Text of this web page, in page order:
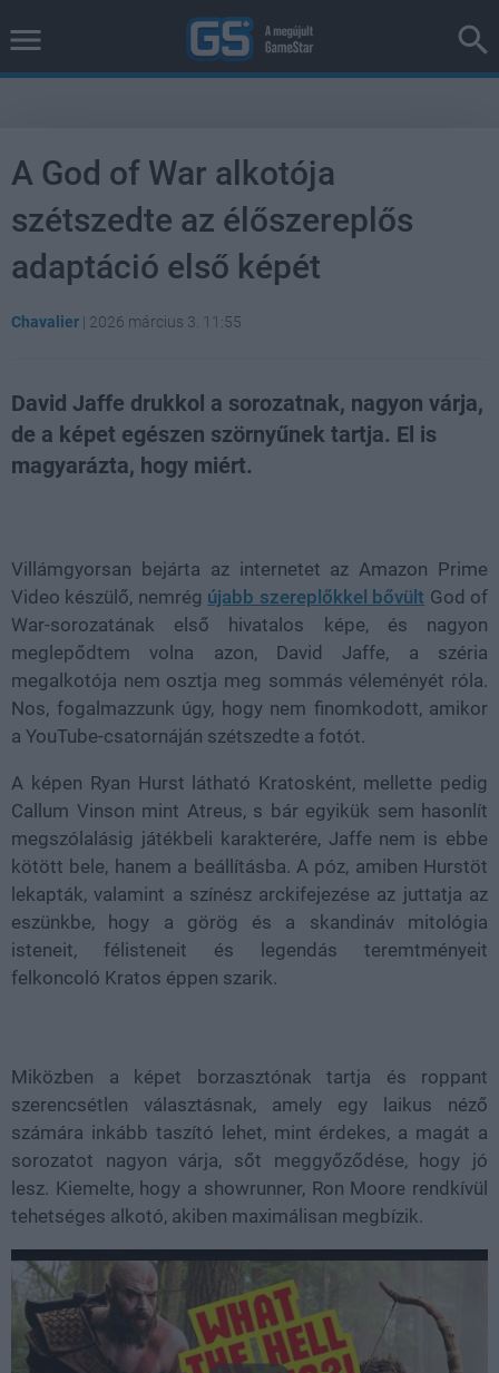
A God of War alkotója
szétszedte az élőszereplős
adaptáció első képét
Chavalier | 2026 március 3. 11:55
David Jaffe drukkol a sorozatnak, nagyon várja,
de a képet egészen szörnyűnek tartja. El is
magyarázta, hogy miért.
Villámgyorsan bejárta az internetet az Amazon Prime
Video készülő, nemrég újabb szereplőkkel bővült God of
War-sorozatának első hivatalos képe, és nagyon
meglepődtem volna azon, David Jaffe, a széria
megalkotója nem osztja meg sommás véleményét róla.
Nos, fogalmazzunk úgy, hogy nem finomkodott, amikor
a YouTube-csatornáján szétszedte a fotót.
A képen Ryan Hurst látható Kratosként, mellette pedig
Callum Vinson mint Atreus, s bár egyikük sem hasonlít
megszólalásig játékbeli karakterére, Jaffe nem is ebbe
kötött bele, hanem a beállításba. A póz, amiben Hurstöt
lekapták, valamint a színész arckifejezése az juttatja az
eszünkbe, hogy a görög és a skandináv mitológia
isteneit, félisteneit és legendás teremtményeit
felkoncoló Kratos éppen szarik.
Miközben a képet borzasztónak tartja és roppant
szerencsétlen választásnak, amely egy laikus néző
számára inkább taszító lehet, mint érdekes, a magát a
sorozatot nagyon várja, sőt meggyőződése, hogy jó
lesz. Kiemelte, hogy a showrunner, Ron Moore rendkívül
tehetséges alkotó, akiben maximálisan megbízik.